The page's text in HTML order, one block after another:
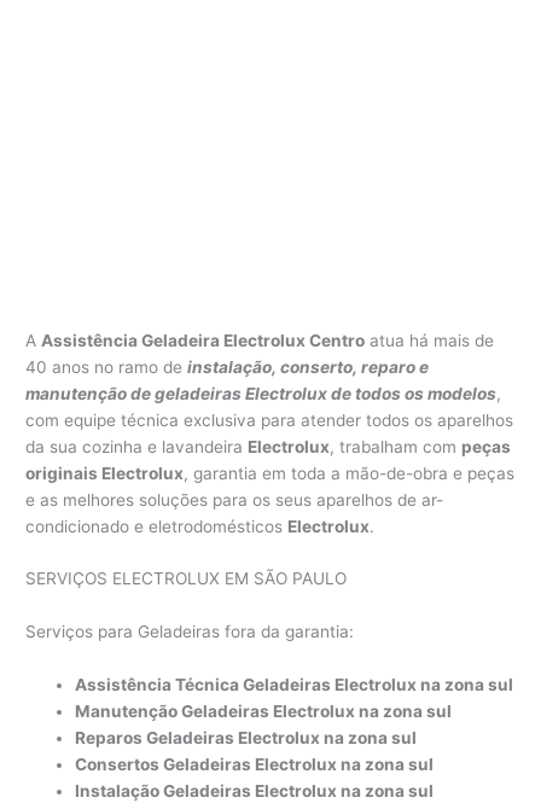
A Assistência Geladeira Electrolux Centro atua há mais de
40 anos no ramo deinstalação, conserto, reparo e
manutenção de geladeiras Electrolux de todos os modelos,
com equipe técnica exclusiva para atender todos os aparelhos
da sua cozinha e lavandeira Electrolux, trabalham com peças
originais Electrolux, garantia em toda a mão-de-obra e peças
e as melhores soluções para os seus aparelhos de ar-
condicionado e eletrodomésticos Electrolux.
SERVIÇOS ELECTROLUX EM SÃO PAULO
Serviços para Geladeiras fora da garantia:
Assistência Técnica Geladeiras Electrolux na zona sul
Manutenção Geladeiras Electrolux na zona sul
Reparos Geladeiras Electrolux na zona sul
Consertos Geladeiras Electrolux na zona sul
Instalação Geladeiras Electrolux na zona sul